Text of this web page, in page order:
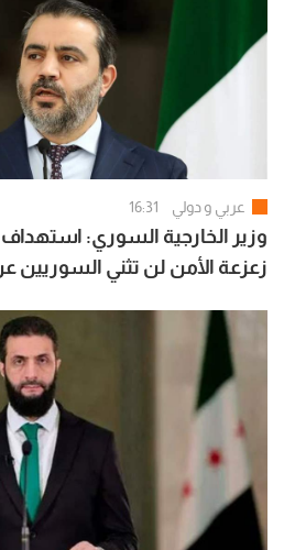
عربي و دولي 16:31
وزير الخارجية السوري: استهداف
زعزعة الأمن لن تثني السوريين